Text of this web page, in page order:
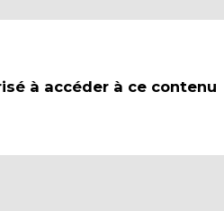
à accéder à ce contenu